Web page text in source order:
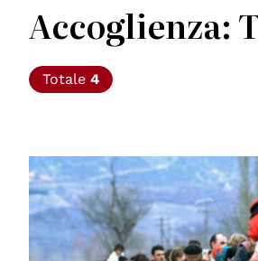
Accoglienza:
Totale 4
© R LeMoyne / United Nations